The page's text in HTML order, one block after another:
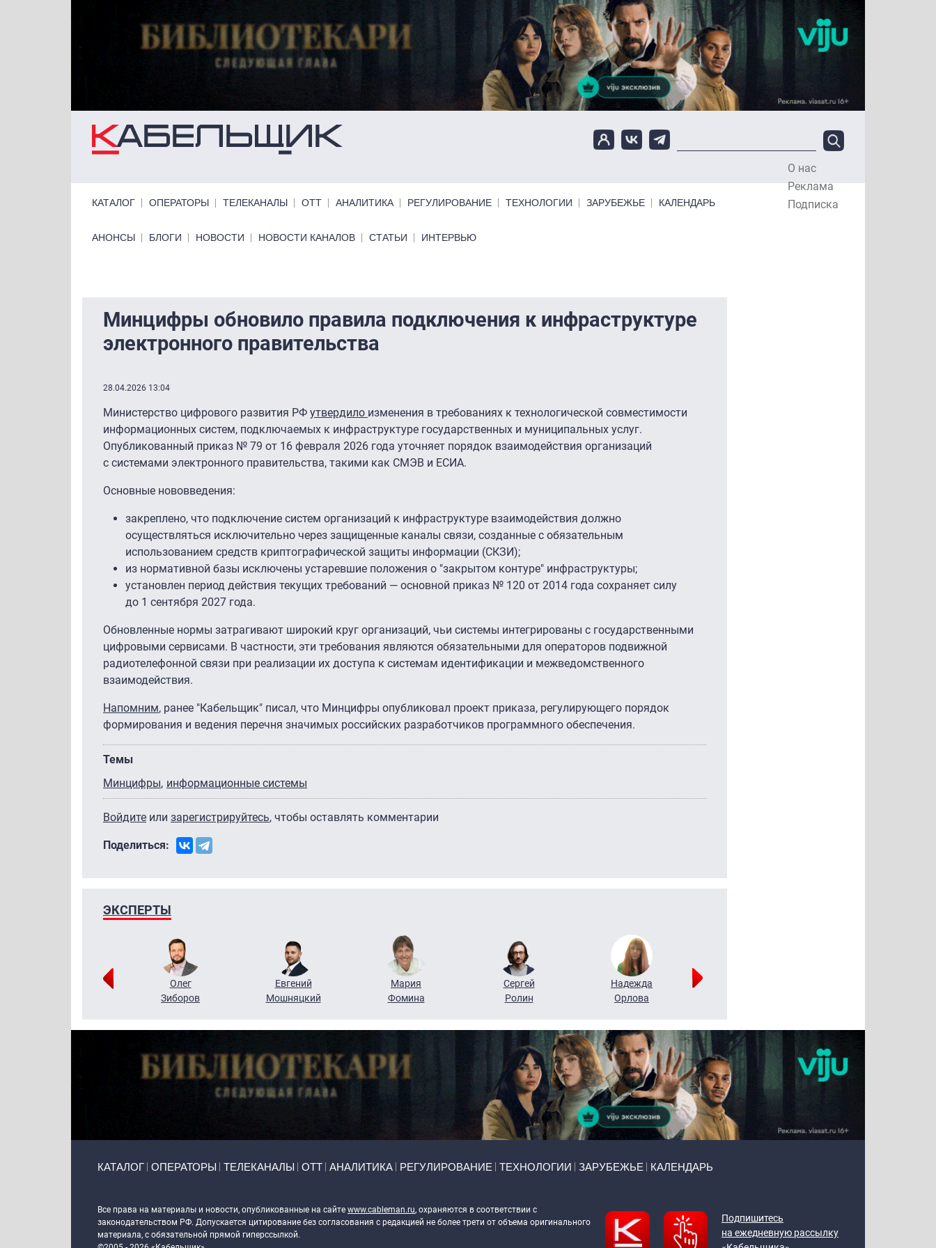
О нас
Реклама
Подписка
КАТАЛОГ ОПЕРАТОРЫ ТЕЛЕКАНАЛЫ ОТТ АНАЛИТИКА РЕГУЛИРОВАНИЕ ТЕХНОЛОГИИ ЗАРУБЕЖЬЕ КАЛЕНДАРЬ
Primary links bottom
АНОНСЫ БЛОГИ НОВОСТИ НОВОСТИ КАНАЛОВ СТАТЬИ ИНТЕРВЬЮ
Минцифры обновило правила подключения к инфраструктуре
электронного правительства
28.04.2026 13:04
Министерство цифрового развития РФ утвердило изменения в требованиях к технологической совместимости
информационных систем, подключаемых к инфраструктуре государственных и муниципальных услуг.
Опубликованный приказ № 79 от 16 февраля 2026 года уточняет порядок взаимодействия организаций
с системами электронного правительства, такими как СМЭВ и ЕСИА.
Основные нововведения:
закреплено, что подключение систем организаций к инфраструктуре взаимодействия должно
осуществляться исключительно через защищенные каналы связи, созданные с обязательным
использованием средств криптографической защиты информации (СКЗИ);
из нормативной базы исключены устаревшие положения о "закрытом контуре" инфраструктуры;
установлен период действия текущих требований — основной приказ № 120 от 2014 года сохраняет силу
до 1 сентября 2027 года.
Обновленные нормы затрагивают широкий круг организаций, чьи системы интегрированы с государственными
цифровыми сервисами. В частности, эти требования являются обязательными для операторов подвижной
радиотелефонной связи при реализации их доступа к системам идентификации и межведомственного
взаимодействия.
Напомним, ранее "Кабельщик" писал, что Минцифры опубликовал проект приказа, регулирующего порядок
формирования и ведения перечня значимых российских разработчиков программного обеспечения.
Темы
Минцифры информационные системы
Войдите или зарегистрируйтесь, чтобы оставлять комментарии
Поделиться:
ЭКСПЕРТЫ
Олег
Зиборов
Евгений
Мошняцкий
Мария
Фомина
Сергей
Ролин
Надежда
Орлова
КАТАЛОГ ОПЕРАТОРЫ ТЕЛЕКАНАЛЫ ОТТ АНАЛИТИКА РЕГУЛИРОВАНИЕ ТЕХНОЛОГИИ ЗАРУБЕЖЬЕ КАЛЕНДАРЬ
Все права на материалы и новости, опубликованные на сайте www.cableman.ru, охраняются в соответствии с
законодательством РФ. Допускается цитирование без согласования с редакцией не более трети от объема оригинального
материала, с обязательной прямой гиперссылкой.
Подпишитесь
на ежедневную рассылку